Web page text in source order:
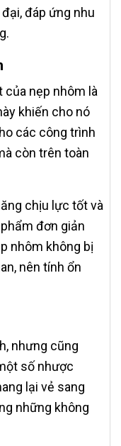
đáp ứng nhu
nẹp nhôm là
khiến cho nó
các công trình
còn trên toàn
chịu lực tốt và
đơn giản
nhôm không bị
nên tính ổn
nhưng cũng
số nhược
lại vẻ sang
những không